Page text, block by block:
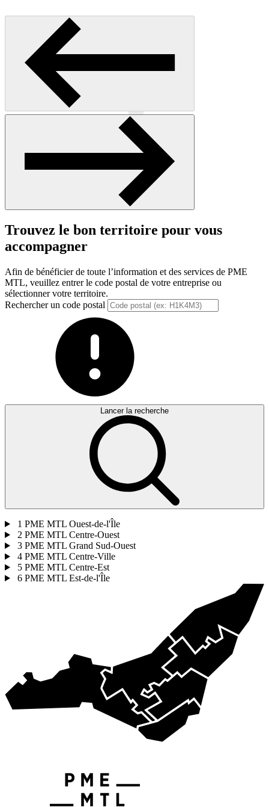
Précédent
Trouvez le bon territoire pour vous
accompagner
Afin de bénéficier de toute l’information et des services de PME
MTL, veuillez entrer le code postal de votre entreprise ou
sélectionner votre territoire.
Rechercher un code postal
Lancer la recherche
1 PME MTL Ouest-de-l'Île
2 PME MTL Centre-Ouest
3 PME MTL Grand Sud-Ouest
4 PME MTL Centre-Ville
5 PME MTL Centre-Est
6 PME MTL Est-de-l'Île